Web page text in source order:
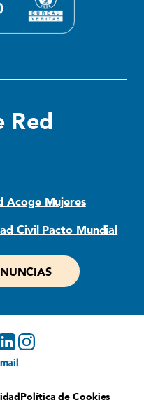
Red
Acoge Mujeres
Civil Pacto Mundial
Política de Cookies